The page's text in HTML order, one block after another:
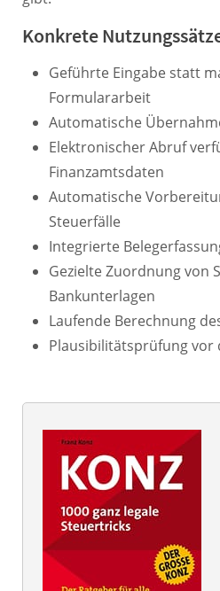
Konkrete
Geführte Eingabe statt
Formulararbeit
Automatische
Elektronischer Abruf
Finanzamtsdaten
Automatische
Steuerfälle
Integrierte
Gezielte Zuordnung von
Bankunterlagen
Laufende Berechnung
Plausibilitätsprüfung vor